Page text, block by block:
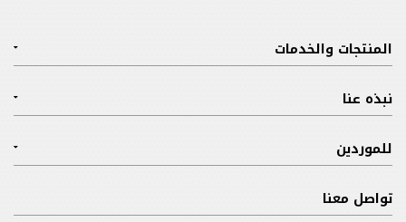
المنتجات والخدمات
نبذه عنا
للموردين
تواصل معنا